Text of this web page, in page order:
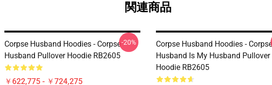
関連商品
Corpse Husband Hoodies - Corpse
Husband Pullover Hoodie RB2605
￥622,775 - ￥724,275
-20%
Corpse Husband Hoodies - Corpse
Husband Is My Husband Pullover
Hoodie RB2605